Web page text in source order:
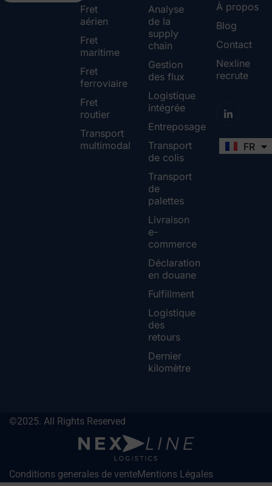
Fret
aérien
Fret
maritime
Fret
ferroviaire
Fret
routier
Transport
multimodal
Analyse
de la
supply
chain
Gestion
des flux
Logistique
intégrée
Entreposage
Transport
de colis
Transport
de
palettes
Livraison
e-
commerce
Déclaration
en douane
Fulfillment
Logistique
des
retours
Dernier
kilomètre
À propos
Blog
Contact
Nexline
recrute
FR
EN
©2025. All Rights Reserved
Conditions generales de venteMentions Légales